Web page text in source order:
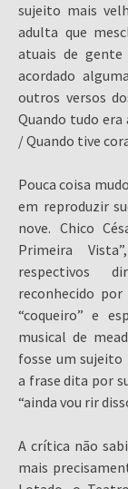
sujeito mais
adulta que
atuais de gente
acordado
outros versos
Quando tudo
/ Quando tive
Pouca coisa
em reproduzir
nove. Chico
Primeira
respectivos
reconhecido
“coqueiro” e
musical de
fosse um
a frase dita por
“ainda vou rir
A crítica não
mais